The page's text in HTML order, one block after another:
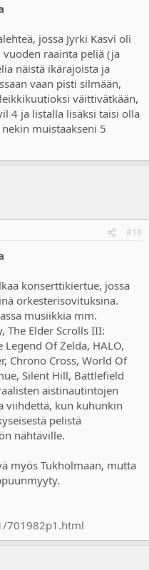
jossa Jyrki Kasvi oli
raainta peliä (ja
näistä ikärajoista ja
vaan pisti silmään,
väittivätkään,
4 ja listalla lisäksi taisi olla
muistaakseni 5
#18
konserttikiertue, jossa
orkesterisovituksina.
musiikkia mm.
The Elder Scrolls III:
Of Zelda, HALO,
Chrono Cross, World Of
Silent Hill, Battlefield
aistinautintojen
viihdettä, kun kuhunkin
pelistä
nähtäville.
myös Tukholmaan, mutta
701982p1.html